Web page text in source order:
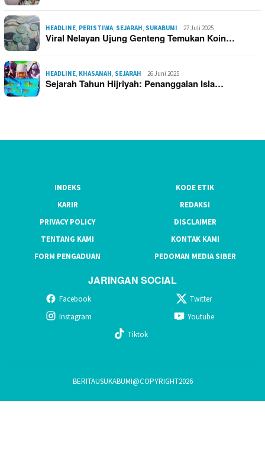
HEADLINE, PERISTIWA, SEJARAH, SUKABUMI 27 Juli 2025
Viral Nelayan Ujung Genteng Temukan Koin…
HEADLINE, KHASANAH, SEJARAH 26 Juni 2025
Sejarah Tahun Hijriyah: Penanggalan Isla…
INDEKS
KODE ETIK
KARIR
REDAKSI
PRIVACY POLICY
DISCLAIMER
TENTANG KAMI
KONTAK KAMI
FORM PENGADUAN
PEDOMAN MEDIA SIBER
JARINGAN SOCIAL
Facebook
Twitter
Instagram
Youtube
Tiktok
BERITAUSUKABUMI@COPYRIGHT2026